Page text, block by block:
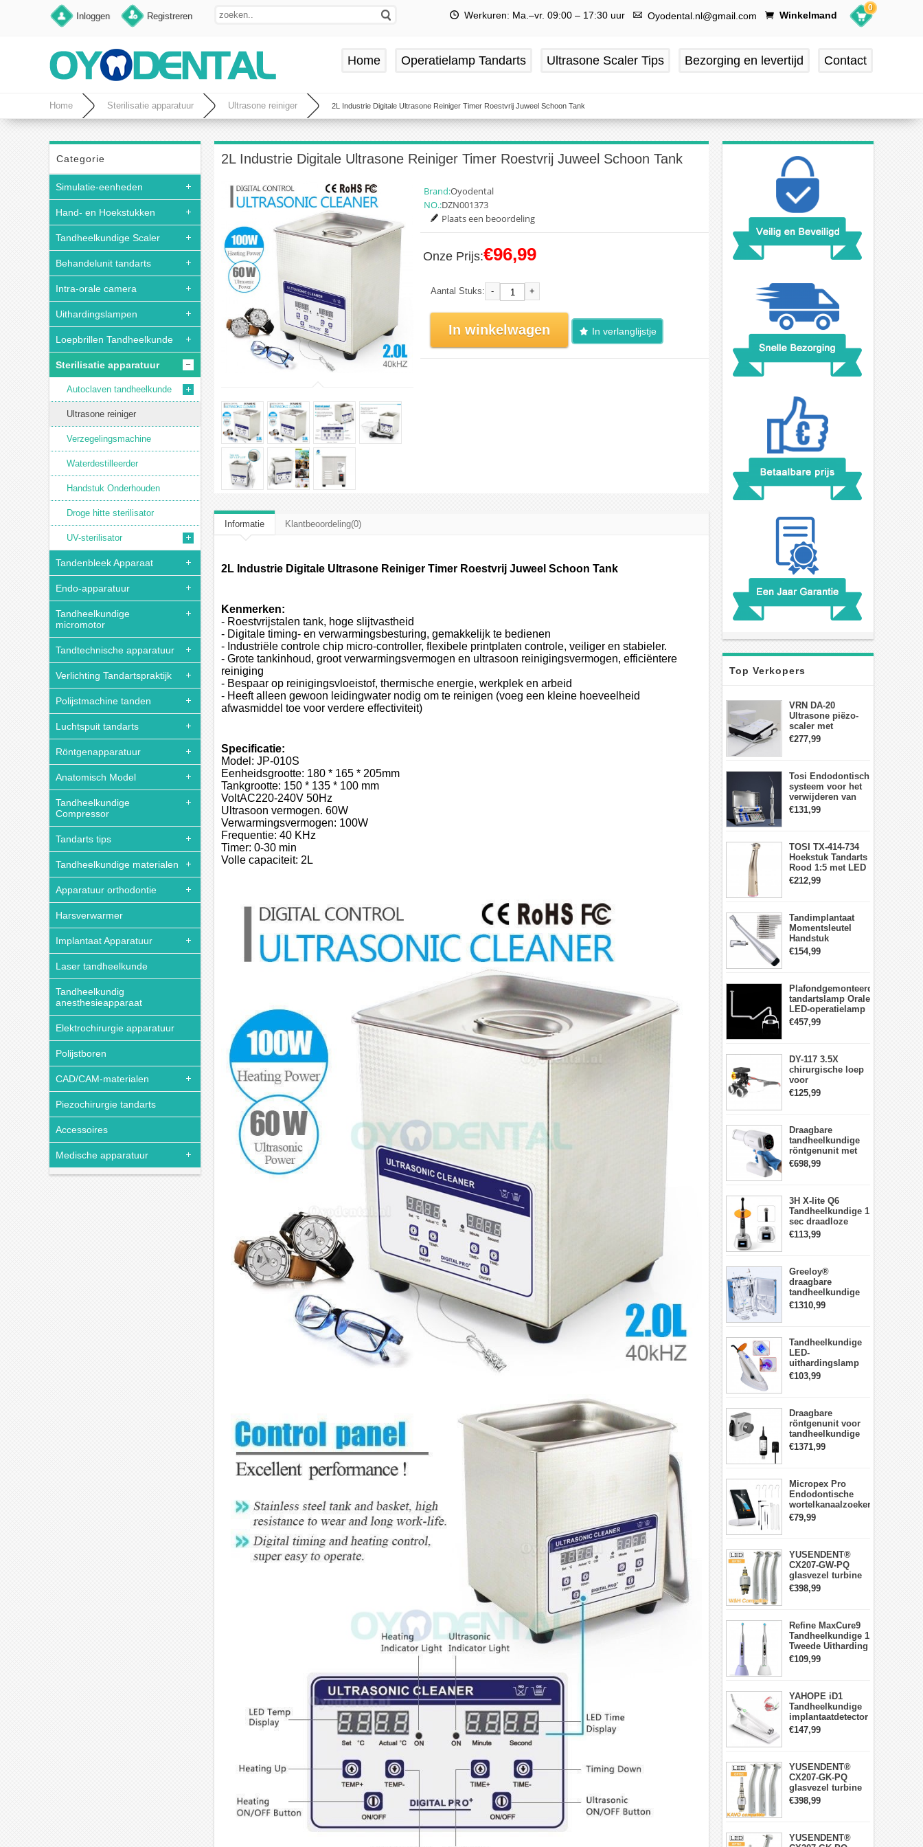
Inloggen Registreren Werkuren: Ma.–vr. 09:00 – 17:30 uur Oyodental.nl@gmail.com Winkelmand
0
Home Operatielamp Tandarts Ultrasone Scaler Tips Bezorging en levertijd Contact
Home Sterilisatie apparatuur Ultrasone reiniger 2L Industrie Digitale Ultrasone Reiniger Timer Roestvrij Juweel Schoon Tank
Categorie
Simulatie-eenheden
Hand- en Hoekstukken
Tandheelkundige Scaler
Behandelunit tandarts
Intra-orale camera
Uithardingslampen
Loepbrillen Tandheelkunde
Sterilisatie apparatuur
Autoclaven tandheelkunde
Ultrasone reiniger
Verzegelingsmachine
Waterdestilleerder
Handstuk Onderhouden
Droge hitte sterilisator
UV-sterilisator
Tandenbleek Apparaat
Endo-apparatuur
Tandheelkundige
micromotor
Tandtechnische apparatuur
Verlichting Tandartspraktijk
Polijstmachine tanden
Luchtspuit tandarts
Röntgenapparatuur
Anatomisch Model
Tandheelkundige
Compressor
Tandarts tips
Tandheelkundige materialen
Apparatuur orthodontie
Harsverwarmer
Implantaat Apparatuur
Laser tandheelkunde
Tandheelkundig
anesthesieapparaat
Elektrochirurgie apparatuur
Polijstboren
CAD/CAM-materialen
Piezochirurgie tandarts
Accessoires
Medische apparatuur
Top Verkopers
VRN DA-20
Ultrasone piëzo-
scaler met
waterfles Fit EMS
draadloos
€277,99
Tosi Endodontisch
systeem voor het
verwijderen van
gebroken vijlen
wortelkanaalvijlextractorkit
€131,99
TOSI TX-414-734
Hoekstuk Tandarts
Rood 1:5 met LED
Licht Mini hoofd
€212,99
Tandimplantaat
Momentsleutel
Handstuk
Universele met 12
Schroevendraaiers
€154,99
Plafondgemonteerde
tandartslamp Orale
LED-operatielamp
Examenschaduwloze
6 LED-lens met
€457,99
DY-117 3.5X
chirurgische loep
voor
tandheelkunde +
DY-010 draadloze
€125,99
Draagbare
tandheelkundige
röntgenunit met
hoge frequentie
intraorale
€698,99
3H X-lite Q6
Tandheelkundige 1
sec draadloze
LED-
Uithardingslamp
behuizing
€113,99
Greeloy®
draagbare
tandheelkundige
Eenheid met
luchtCompressor
ultrasone scaler)
€1310,99
Tandheelkundige
LED-
uithardingslamp
Draadloos met
lichtmeter 2000
€103,99
Draagbare
röntgenunit voor
tandheelkundige
apparatuur met
hoge frequentie +
€1371,99
Micropex Pro
Endodontische
wortelkanaalzoeker
Apex Locator voor
kanaallengtemeting
€79,99
YUSENDENT®
CX207-GW-PQ
glasvezel turbine
handstuk W&H
compatibel
€398,99
Refine MaxCure9
Tandheelkundige 1
Tweede Uitharding
LED-
uithardingslamp
€109,99
YAHOPE iD1
Tandheelkundige
implantaatdetector
implantaatlocator
slimme
€147,99
YUSENDENT®
CX207-GK-PQ
glasvezel turbine
handstuk KAVO-
compatibel
x3)
€398,99
YUSENDENT®
2L Industrie Digitale Ultrasone Reiniger Timer Roestvrij Juweel Schoon Tank
Brand:Oyodental
NO.:DZN001373
Plaats een beoordeling
Onze Prijs:€96,99
Aantal Stuks: - +
In winkelwagen In verlanglijstje
Informatie Klantbeoordeling(0)
2L Industrie Digitale Ultrasone Reiniger Timer Roestvrij Juweel Schoon Tank
Kenmerken:
- Roestvrijstalen tank, hoge slijtvastheid
- Digitale timing- en verwarmingsbesturing, gemakkelijk te bedienen
- Industriële controle chip micro-controller, flexibele printplaten controle, veiliger en stabieler.
- Grote tankinhoud, groot verwarmingsvermogen en ultrasoon reinigingsvermogen, efficiëntere
reiniging
- Bespaar op reinigingsvloeistof, thermische energie, werkplek en arbeid
- Heeft alleen gewoon leidingwater nodig om te reinigen (voeg een kleine hoeveelheid
afwasmiddel toe voor verdere effectiviteit)
Specificatie:
Model: JP-010S
Eenheidsgrootte: 180 * 165 * 205mm
Tankgrootte: 150 * 135 * 100 mm
VoltAC220-240V 50Hz
Ultrasoon vermogen. 60W
Verwarmingsvermogen: 100W
Frequentie: 40 KHz
Timer: 0-30 min
Volle capaciteit: 2L